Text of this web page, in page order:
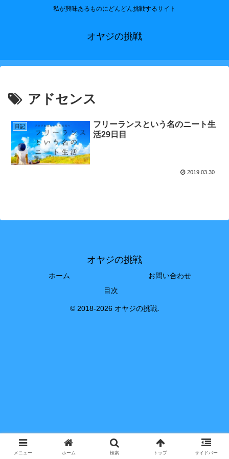
私が興味あるものにどんどん挑戦するサイト
オヤジの挑戦
アドセンス
日記
フリーランスという名のニート生
活29日目
2019.03.30
オヤジの挑戦
ホーム
お問い合わせ
目次
© 2018-2026 オヤジの挑戦.
メニュー ホーム 検索 トップ サイドバー